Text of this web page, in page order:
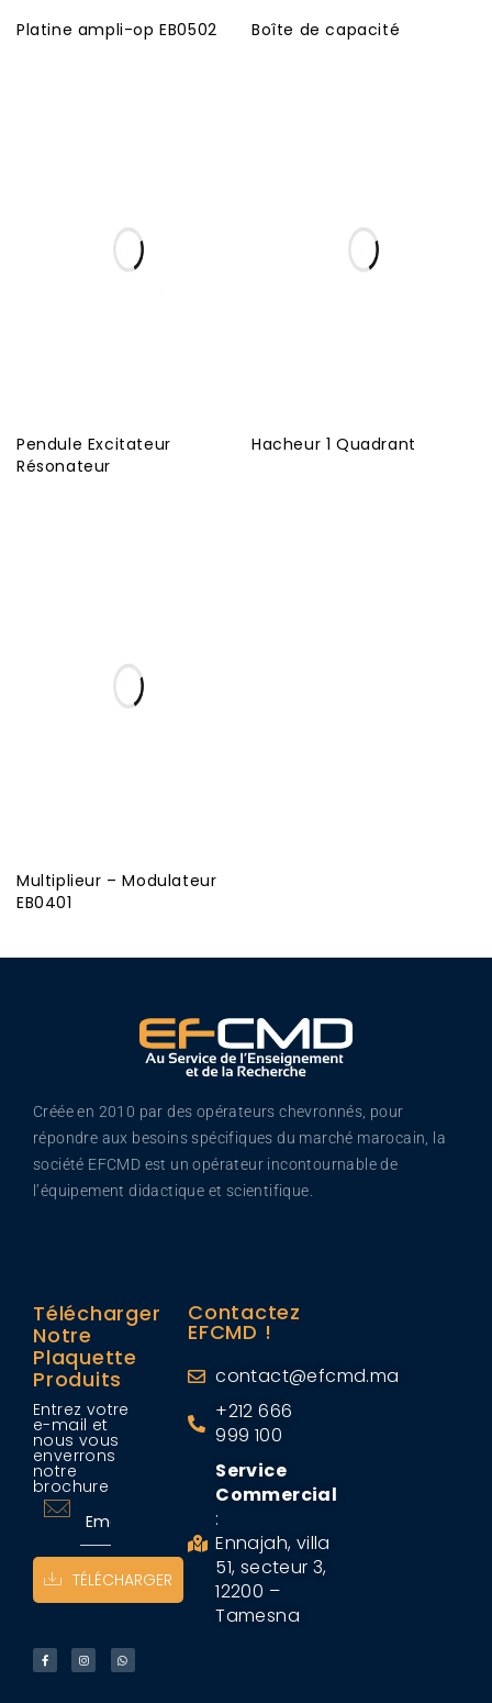
Platine ampli-op EB0502 Boîte de capacité
Pendule Excitateur
Résonateur
Hacheur 1 Quadrant
Multiplieur – Modulateur
EB0401
Créée en 2010 par des opérateurs chevronnés, pour
répondre aux besoins spécifiques du marché marocain, la
société EFCMD est un opérateur incontournable de
l’équipement didactique et scientifique.
Télécharger
Notre
Plaquette
Produits
Entrez votre
e-mail et
nous vous
enverrons
notre
brochure
TÉLÉCHARGER
Contactez
EFCMD !
contact@efcmd.ma
+212 666
999 100
Service
Commercial
:
Ennajah, villa
51, secteur 3,
12200 –
Tamesna